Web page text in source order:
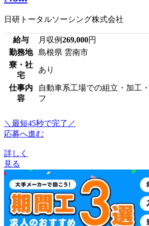
日研トータルソーシング株式会社
給与 月収例269,000円
勤務地
島根県 雲南市
寮・社
宅
あり
仕事内
容
自動車系工場での組立・加工
フ
＼最短45秒で完了／
応募へ進む
詳しく
見る